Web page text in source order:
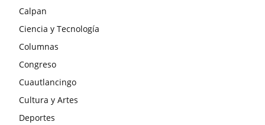
Calpan
Ciencia y Tecnología
Columnas
Congreso
Cuautlancingo
Cultura y Artes
Deportes